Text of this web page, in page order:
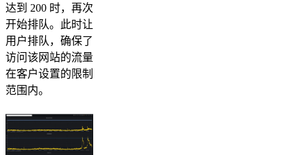
达到 200 时，再次
开始排队。此时让
用户排队，确保了
访问该网站的流量
在客户设置的限制
范围内。